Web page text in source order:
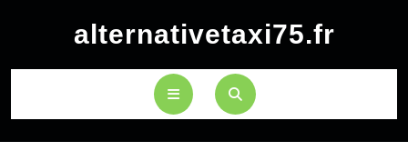
alternativetaxi75.fr
Open
Button